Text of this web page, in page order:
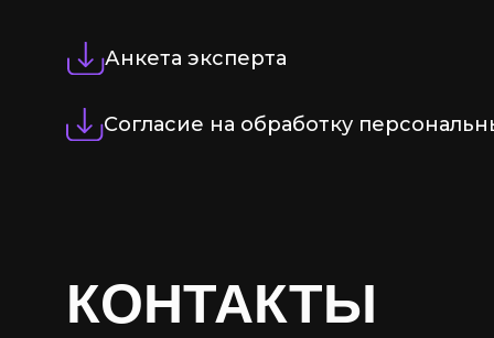
КОНТАКТЫ
Согласие на обработку
Анкета эксперта